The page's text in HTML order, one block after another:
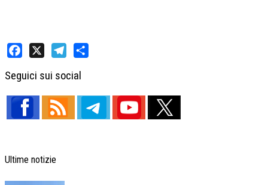
Seguici sui social
Ultime notizie